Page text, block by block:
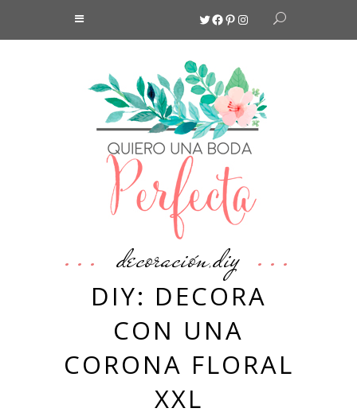
Twitter
Facebook
Pinterest
Instagram
decoración,diy
DIY: DECORA
CON UNA
CORONA FLORAL
XXL